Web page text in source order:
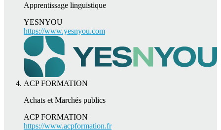
Apprentissage linguistique
YESNYOU
https://www.yesnyou.com
ACP FORMATION
Achats et Marchés publics
ACP FORMATION
https://www.acpformation.fr